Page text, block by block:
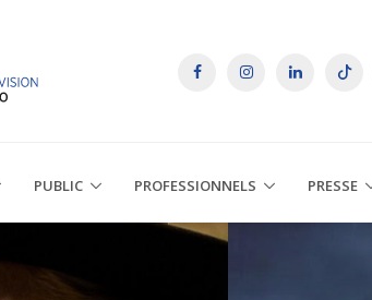
PUBLIC PROFESSIONNELS PRESSE